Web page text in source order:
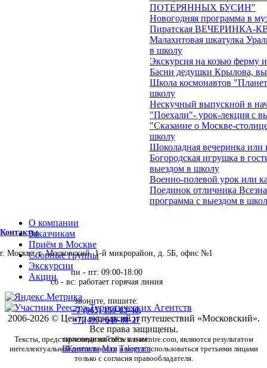
ПОТЕРЯННЫХ БУСИН"
Новогодняя программа в
Пиратская ВЕЧЕРИНКА-
Малахитовая шкатулка
в школу
Экскурсия на козью ферму
Басни дедушки Крылова,
Школа космонавтов
школу
Нескучный выпускной в
"Поехали"- урок-лекция с
"Сказание о Москве-
школу
Шоколадная вечеринка или
Богородская игрушка в
выездом в школу
Военно-полевой урок или
Поединок отличника
программа с выездом в
Контакты
г. Москва, г. Московский, 1-й микрорайон, д. 5Б, офис №1
пн - пт: 09:00-18:00
сб - вс: работает горячая линия
звоните, пишите:
+7 (965) 159-83-40,
+7 (495) 646-88-27
присоединяйтесь к нам:
ВКонтакте Max Telegram
О компании
Заказчикам
Приём в Москве
Сборные группы
Экскурсии
Акции
2006-2026 © Центр экскурсий и путешествий «Московский».
Все права защищены.
Тексты, представленные на сайте moscentre.com, являются результатом
интеллектуальной деятельности и могут использоваться третьими лицами
только с согласия правообладателя.